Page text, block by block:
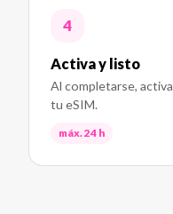
Activa y listo
Al completarse,
tu eSIM.
máx. 24 h